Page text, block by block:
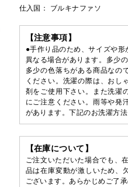
仕入国： ブルキナファソ
【注意事項】
●手作り品のため、サイズや
異なる場合があります。多少
多少の色落ちがある商品なの
ください。洗濯の際は、おし
剤をご使用下さい。また洗濯
にご注意ください。雨等や発
があります。下記のお洗濯方法
【在庫について】
ご注文いただいた場合でも、
品は在庫変動が激しいため、
ございます。あらかじめご了